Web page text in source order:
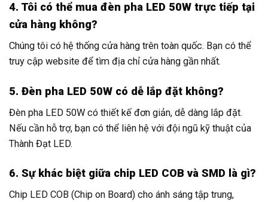
4. Tôi có thể mua đèn pha LED 50W trực tiếp tại
cửa hàng không?
Chúng tôi có hệ thống cửa hàng trên toàn quốc. Bạn có thể
truy cập website để tìm địa chỉ cửa hàng gần nhất.
5. Đèn pha LED 50W có dễ lắp đặt không?
Đèn pha LED 50W có thiết kế đơn giản, dễ dàng lắp đặt.
Nếu cần hỗ trợ, bạn có thể liên hệ với đội ngũ kỹ thuật của
Thành Đạt LED.
6. Sự khác biệt giữa chip LED COB và SMD là gì?
Chip LED COB (Chip on Board) cho ánh sáng tập trung,